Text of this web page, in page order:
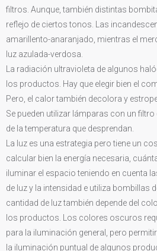
filtros. Aunque, también distintas
reflejo de ciertos tonos. Las
amarillento-anaranjado, mientras el
luz azulada-verdosa.
La radiación ultravioleta de algunos
los productos. Hay que elegir bien el
Pero, el calor también decolora y
Se pueden utilizar lámparas con un filtro
de la temperatura que desprendan.
La luz es una estrategia pero tiene un
calcular bien la energía necesaria,
iluminar el espacio teniendo en cuenta
de luz y la intensidad e utiliza bombillas
cantidad de luz también depende del
los productos. Los colores oscuros
para la iluminación general, pero
la iluminación puntual de algunos